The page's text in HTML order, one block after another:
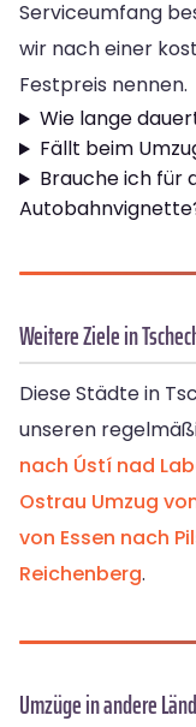
Serviceumfang
wir nach einer
Festpreis nennen.
Wie lange
Fällt beim
Brauche ich für
Weitere Ziele in
Diese Städte in
unseren
nach Ústí nad
Ostrau Umzug
von Essen nach
Reichenberg.
Umzüge in andere